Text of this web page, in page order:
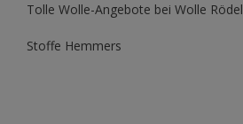
Tolle Wolle-Angebote bei Wolle Rödel
Stoffe Hemmers